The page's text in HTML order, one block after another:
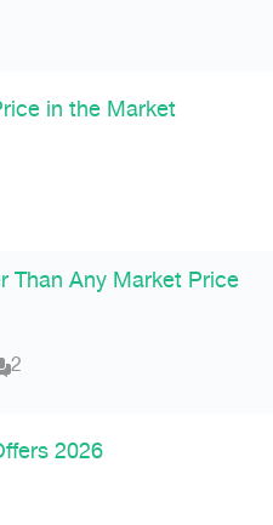
in the Market
Than Any Market Price
2
2026